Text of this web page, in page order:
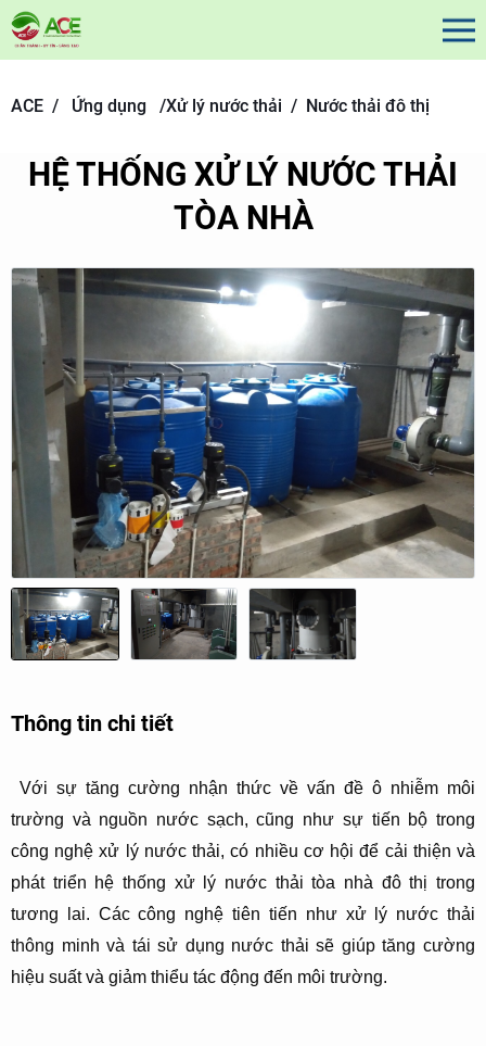
ACE / Ứng dụng /Xử lý nước thải / Nước thải đô thị
HỆ THỐNG XỬ LÝ NƯỚC THẢI
TÒA NHÀ
Thông tin chi tiết
Với sự tăng cường nhận thức về vấn đề ô nhiễm môi
trường và nguồn nước sạch, cũng như sự tiến bộ trong
công nghệ xử lý nước thải, có nhiều cơ hội để cải thiện và
phát triển hệ thống xử lý nước thải tòa nhà đô thị trong
tương lai. Các công nghệ tiên tiến như xử lý nước thải
thông minh và tái sử dụng nước thải sẽ giúp tăng cường
hiệu suất và giảm thiểu tác động đến môi trường.